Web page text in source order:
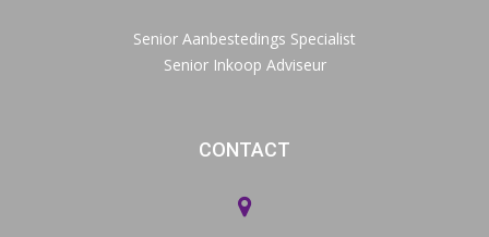
Senior Aanbestedings Specialist
Senior Inkoop Adviseur
CONTACT